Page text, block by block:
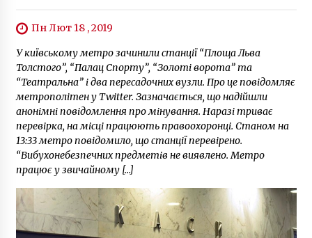
Пн Лют 18 , 2019
У київському метро зачинили станції “Площа Льва
Толстого”, “Палац Спорту”, “Золоті ворота” та
“Театральна” і два пересадочних вузли. Про це повідомляє
метрополітен у Twitter. Зазначається, що надійшли
анонімні повідомлення про мінування. Наразі триває
перевірка, на місці працюють правоохоронці. Станом на
13:33 метро повідомило, що станції перевірено.
“Вибухонебезпечних предметів не виявлено. Метро
працює у звичайному […]